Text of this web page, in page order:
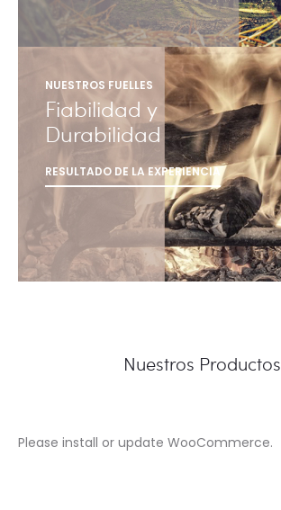
NUESTROS FUELLES
Fiabilidad y
Durabilidad
RESULTADO DE LA EXPERIENCIA
Nuestros Productos
Please install or update WooCommerce.